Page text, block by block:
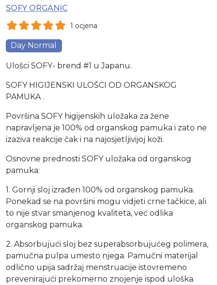
SOFY ORGANIC
1 ocjena
Day Normal
Ulošci SOFY- brend #1 u Japanu.
SOFY HIGIJENSKI ULOŠCI OD ORGANSKOG
PAMUKA .
Površina SOFY higijenskih uložaka za žene
napravljena je 100% od organskog pamuka i zato ne
izaziva reakcije čak i na najosjetljivijoj koži.
Osnovne prednosti SOFY uložaka od organskog
pamuka:
1. Gornji sloj izrađen 100% od organskog pamuka.
Ponekad se na površini mogu vidjeti crne tačkice, ali
to nije stvar smanjenog kvaliteta, već odlika
organskog pamuka.
2. Absorbujući sloj bez superabsorbujućeg polimera,
pamučna pulpa umesto njega. Pamučni materijal
odlično upija sadržaj menstruacije istovremeno
prevenirajući prekomerno znojenje ispod uloška.